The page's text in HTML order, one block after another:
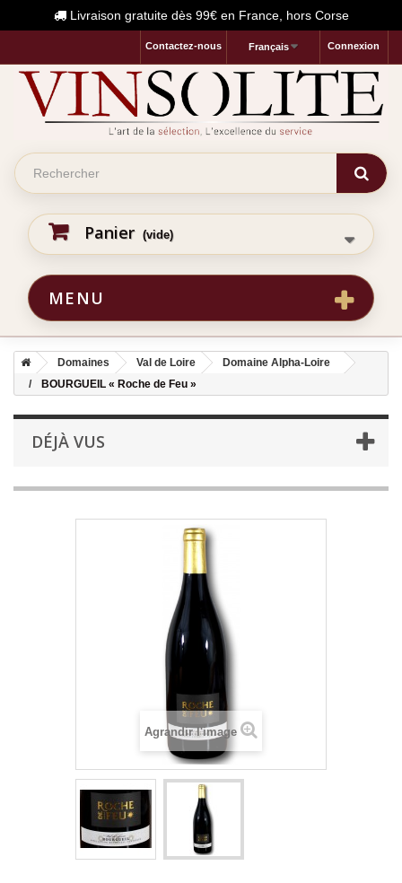
Livraison gratuite dès 99€ en France, hors Corse
Connexion
Français
Contactez-nous
Panier (vide)
MENU
Domaines Val de Loire
Domaine Alpha-Loire
BOURGUEIL « Roche de Feu »
DÉJÀ VUS
Agrandir l'image